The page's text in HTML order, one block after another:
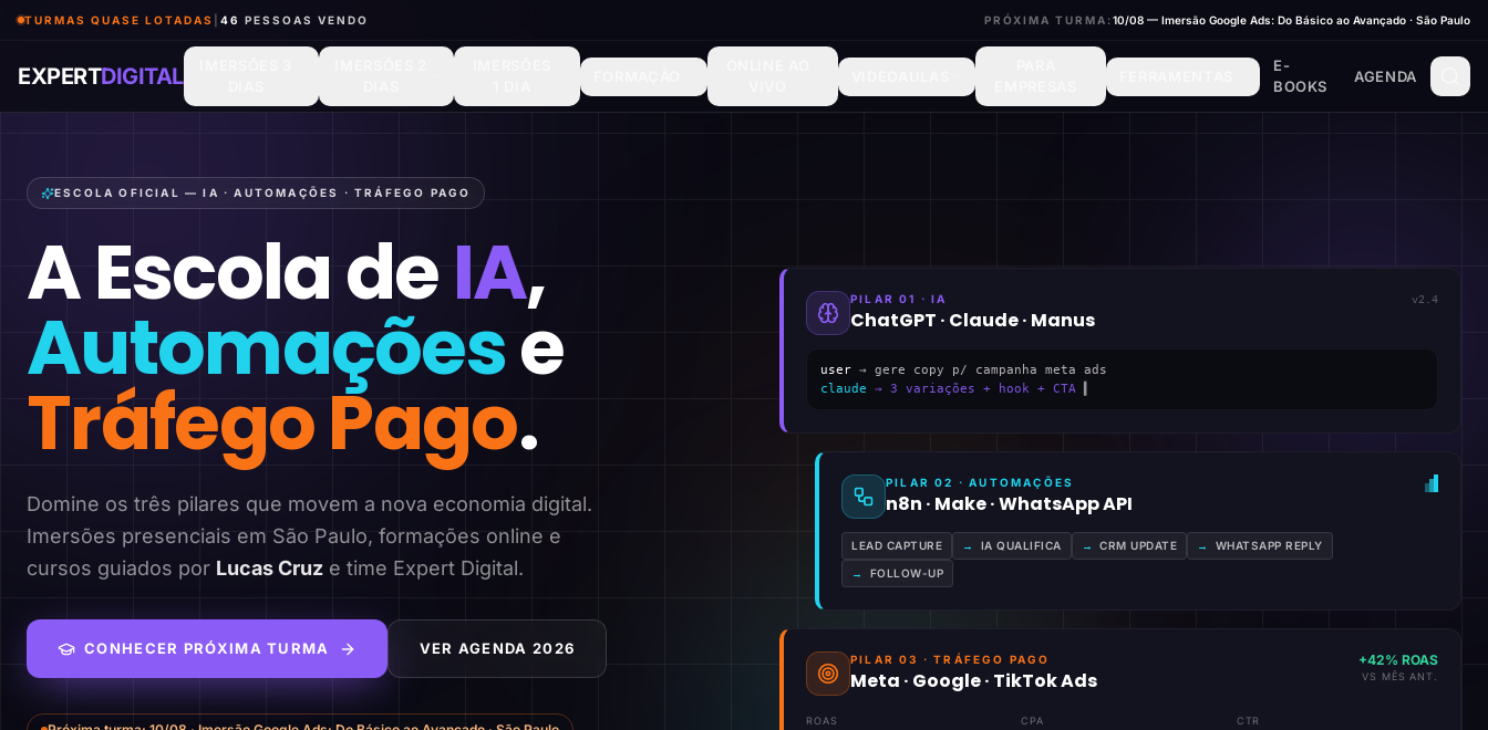
TURMAS QUASE LOTADAS 46 PESSOAS VENDO PRÓXIMA TURMA:10/08 — Imersão Google Ads: Do Básico ao Avançado · São Paulo
EXPERTDIGITAL
E-
BOOKS
AGENDA
ESCOLA OFICIAL — IA · AUTOMAÇÕES · TRÁFEGO PAGO
A Escola deIA,
Automaçõese
Tráfego Pago.
Domine os três pilares que movem a nova economia digital.
Imersões presenciais em São Paulo, formações online e
cursos guiados por Lucas Cruz e time Expert Digital.
CONHECER PRÓXIMA TURMA VER AGENDA 2026
PILAR 01 · IA
ChatGPT · Claude · Manus
v2.4
user → gere copy p/ campanha meta ads
claude → 3 variações + hook + CTA
PILAR 02 · AUTOMAÇÕES
n8n · Make · WhatsApp API
LEAD CAPTURE → IA QUALIFICA → CRM UPDATE → WHATSAPP REPLY
→ FOLLOW-UP
PILAR 03 · TRÁFEGO PAGO
Meta · Google · TikTok Ads
+42% ROAS
VS MÊS ANT.
ROAS CPA CTR